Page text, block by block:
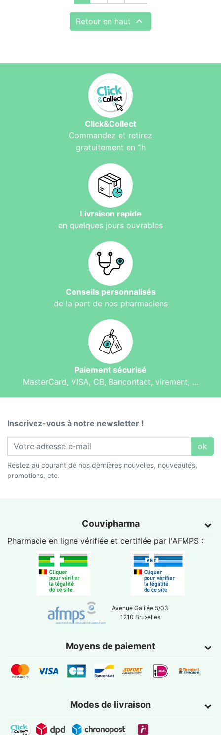
Retour en haut 
Click&Collect
Commandez et retirez
gratuitement en 1h
Livraison rapide
en quelques jours ouvrables
Conseils personnalisés
de la part de nos pharmaciens
Paiement sécurisé
MasterCard, VISA, CB, Bancontact, virement, ...
Inscrivez-vous à notre newsletter !
ok
Restez au courant de nos dernières nouvelles, nouveautés,
promotions, etc.
Couvipharma
Pharmacie en ligne vérifiée et certifiée par l'AFMPS :
Avenue Galilée 5/03
1210 Bruxelles
Moyens de paiement
Modes de livraison